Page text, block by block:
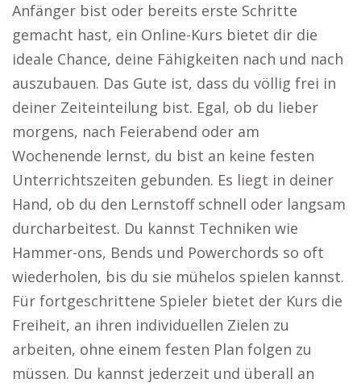
Anfänger bist oder bereits erste Schritte
gemacht hast, ein Online-Kurs bietet dir die
ideale Chance, deine Fähigkeiten nach und nach
auszubauen. Das Gute ist, dass du völlig frei in
deiner Zeiteinteilung bist. Egal, ob du lieber
morgens, nach Feierabend oder am
Wochenende lernst, du bist an keine festen
Unterrichtszeiten gebunden. Es liegt in deiner
Hand, ob du den Lernstoff schnell oder langsam
durcharbeitest. Du kannst Techniken wie
Hammer-ons, Bends und Powerchords so oft
wiederholen, bis du sie mühelos spielen kannst.
Für fortgeschrittene Spieler bietet der Kurs die
Freiheit, an ihren individuellen Zielen zu
arbeiten, ohne einem festen Plan folgen zu
müssen. Du kannst jederzeit und überall an